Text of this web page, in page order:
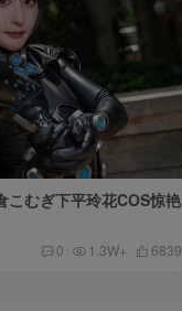
こむぎ下平玲花COS惊艳
0 1.3W+ 6839